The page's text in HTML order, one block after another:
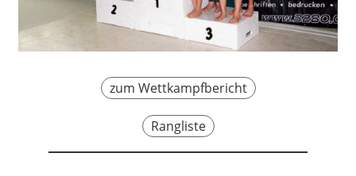
zum Wettkampfbericht
Rangliste